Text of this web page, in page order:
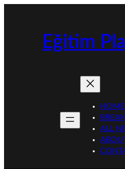
Eğitim
HOME
ALL